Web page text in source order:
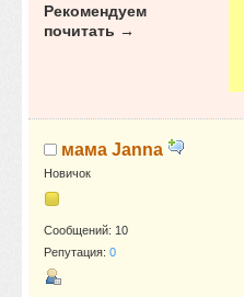
Рекомендуем
почитать →
мама Janna
Новичок
Сообщений: 10
Репутация: 0